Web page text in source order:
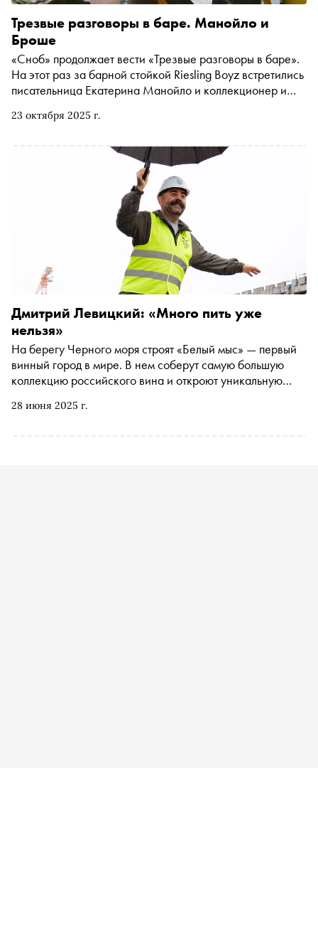
23 октября 2025 г.
Трезвые разговоры в баре. Манойло и
Броше
«Сноб» продолжает вести «Трезвые разговоры в баре».
На этот раз за барной стойкой Riesling Boyz встретились
писательница Екатерина Манойло и коллекционер и
Броше. Обсудили, зачем женщины стремятся к
флотски и сколько предметов нужно иметь, чтобы быть
счастливым. Бонусом из стенограммы узнаете, что живёт
дольше — любовь или коллекция
28 июня 2025 г.
Дмитрий Левицкий: «Много пить уже
нельзя»
На берегу Черного моря строят «Белый мыс» — первый
винный город в мире. В нем соберут самую большую
коллекцию российского вина и откроют уникальную
«Белого мыса» Дмитрий Левицкий рассказал, чем там